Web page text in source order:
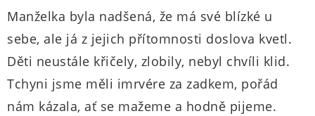
Manželka byla nadšená, že má své blízké u
sebe, ale já z jejich přítomnosti doslova kvetl.
Děti neustále křičely, zlobily, nebyl chvíli klid.
Tchyni jsme měli imrvére za zadkem, pořád
nám kázala, ať se mažeme a hodně pijeme.